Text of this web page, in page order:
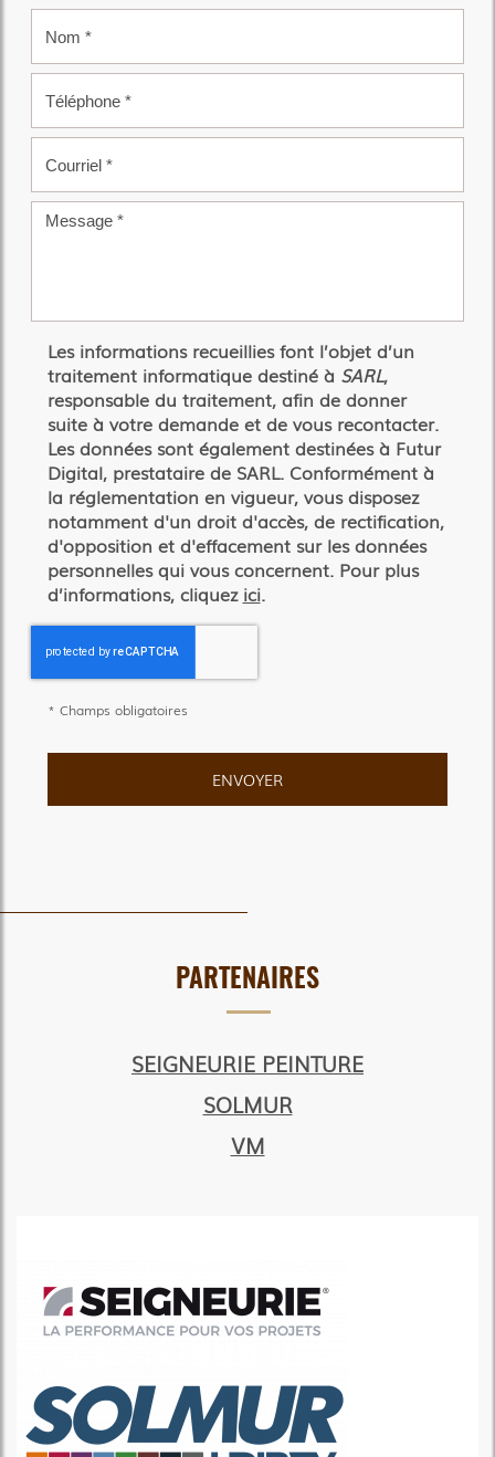
Les informations recueillies font l’objet d’un
traitement informatique destiné à SARL,
responsable du traitement, afin de donner
suite à votre demande et de vous recontacter.
Les données sont également destinées à Futur
Digital, prestataire de SARL. Conformément à
la réglementation en vigueur, vous disposez
notamment d'un droit d'accès, de rectification,
d'opposition et d'effacement sur les données
personnelles qui vous concernent. Pour plus
d’informations, cliquez ici.
* Champs obligatoires
PARTENAIRES
SEIGNEURIE PEINTURE
SOLMUR
VM